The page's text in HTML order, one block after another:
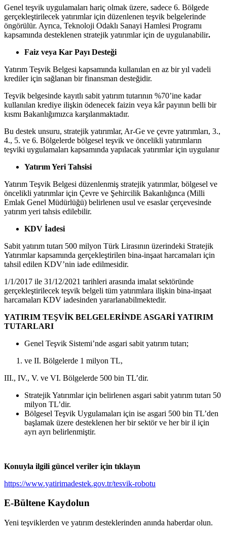
Genel teşvik uygulamaları hariç olmak üzere, sadece 6. Bölgede
gerçekleştirilecek yatırımlar için düzenlenen teşvik belgelerinde
öngörülür. Ayrıca, Teknoloji Odaklı Sanayi Hamlesi Programı
kapsamında desteklenen stratejik yatırımlar için de uygulanabilir.
Faiz veya Kar Payı Desteği
Yatırım Teşvik Belgesi kapsamında kullanılan en az bir yıl vadeli
krediler için sağlanan bir finansman desteğidir.
Teşvik belgesinde kayıtlı sabit yatırım tutarının %70’ine kadar
kullanılan krediye ilişkin ödenecek faizin veya kâr payının belli bir
kısmı Bakanlığımızca karşılanmaktadır.
Bu destek unsuru, stratejik yatırımlar, Ar-Ge ve çevre yatırımları, 3.,
4., 5. ve 6. Bölgelerde bölgesel teşvik ve öncelikli yatırımların
teşviki uygulamaları kapsamında yapılacak yatırımlar için uygulanır
Yatırım Yeri Tahsisi
Yatırım Teşvik Belgesi düzenlenmiş stratejik yatırımlar, bölgesel ve
öncelikli yatırımlar için Çevre ve Şehircilik Bakanlığınca (Milli
Emlak Genel Müdürlüğü) belirlenen usul ve esaslar çerçevesinde
yatırım yeri tahsis edilebilir.
KDV İadesi
Sabit yatırım tutarı 500 milyon Türk Lirasının üzerindeki Stratejik
Yatırımlar kapsamında gerçekleştirilen bina-inşaat harcamaları için
tahsil edilen KDV’nin iade edilmesidir.
1/1/2017 ile 31/12/2021 tarihleri arasında imalat sektöründe
gerçekleştirilecek teşvik belgeli tüm yatırımlara ilişkin bina-inşaat
harcamaları KDV iadesinden yararlanabilmektedir.
YATIRIM TEŞVİK BELGELERİNDE ASGARİ YATIRIM
TUTARLARI
Genel Teşvik Sistemi’nde asgari sabit yatırım tutarı;
ve II. Bölgelerde 1 milyon TL,
III., IV., V. ve VI. Bölgelerde 500 bin TL’dir.
Stratejik Yatırımlar için belirlenen asgari sabit yatırım tutarı 50
milyon TL’dir.
Bölgesel Teşvik Uygulamaları için ise asgari 500 bin TL’den
başlamak üzere desteklenen her bir sektör ve her bir il için
ayrı ayrı belirlenmiştir.
Konuyla ilgili güncel veriler için tıklayın
https://www.yatirimadestek.gov.tr/tesvik-robotu
E-Bültene Kaydolun
Yeni teşviklerden ve yatırım desteklerinden anında haberdar olun.